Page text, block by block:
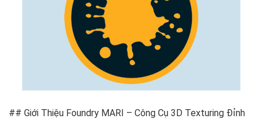
## Giới Thiệu Foundry MARI – Công Cụ 3D Texturing Đỉnh